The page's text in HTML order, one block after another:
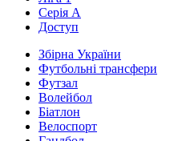
Серія А
Доступ
Збірна України
Футбольні трансфери
Футзал
Волейбол
Біатлон
Велоспорт